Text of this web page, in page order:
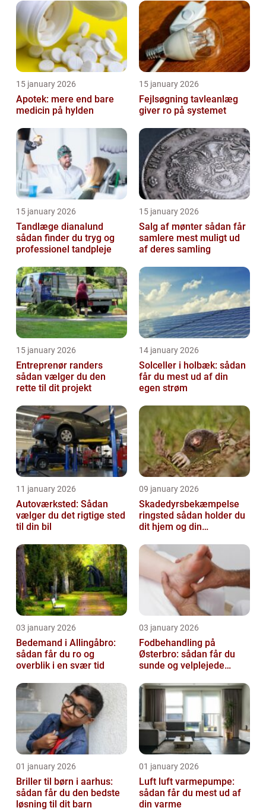
15 january 2026
Apotek: mere end bare
medicin på hylden
15 january 2026
Fejlsøgning tavleanlæg
giver ro på systemet
15 january 2026
Tandlæge dianalund
sådan finder du tryg og
professionel tandpleje
15 january 2026
Salg af mønter sådan får
samlere mest muligt ud
af deres samling
15 january 2026
Entreprenør randers
sådan vælger du den
rette til dit projekt
14 january 2026
Solceller i holbæk: sådan
får du mest ud af din
egen strøm
11 january 2026
Autoværksted: Sådan
vælger du det rigtige sted
til din bil
09 january 2026
Skadedyrsbekæmpelse
ringsted sådan holder du
dit hjem og din
gæster
03 january 2026
Bedemand i Allingåbro:
sådan får du ro og
overblik i en svær tid
03 january 2026
Fodbehandling på
Østerbro: sådan får du
sunde og velplejede
01 january 2026
Briller til børn i aarhus:
sådan får du den bedste
løsning til dit barn
01 january 2026
Luft luft varmepumpe:
sådan får du mest ud af
din varme